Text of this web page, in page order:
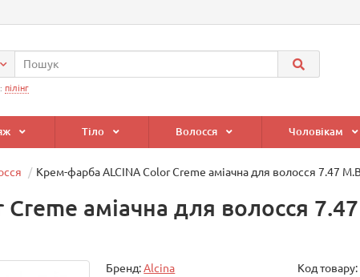
пілінг
Тіло Волосся Чоловікам
Крем-фарба ALCINA Color Creme аміачна для волосся 7.47
аміачна для волосся 7.47
Бренд:Alcina Код товару: